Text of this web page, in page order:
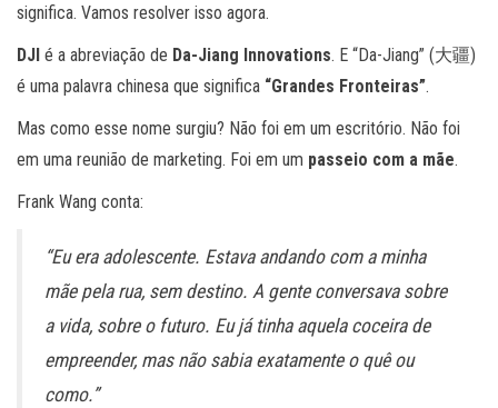
significa. Vamos resolver isso agora.
DJI é a abreviação de Da-Jiang Innovations. E “Da-Jiang” (大疆)
é uma palavra chinesa que significa “Grandes Fronteiras”.
Mas como esse nome surgiu? Não foi em um escritório. Não foi
em uma reunião de marketing. Foi em um passeio com a mãe.
Frank Wang conta:
“Eu era adolescente. Estava andando com a minha
mãe pela rua, sem destino. A gente conversava sobre
a vida, sobre o futuro. Eu já tinha aquela coceira de
empreender, mas não sabia exatamente o quê ou
como.”